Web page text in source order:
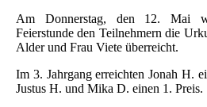
Am Donnerstag, den 12. Mai
Feierstunde den Teilnehmern die
Alder und Frau Viete überreicht.
Im 3. Jahrgang erreichten Jonah H.
Justus H. und Mika D. einen 1. Preis.